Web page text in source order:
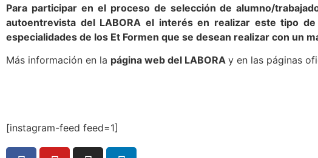
Para participar en el proceso de selección de alumno/
autoentrevista del LABORA el interés en realizar este tipo
especialidades de los Et Formen que se desean realizar con un
Más información en la página web del LABORA y en las páginas
[instagram-feed feed=1]